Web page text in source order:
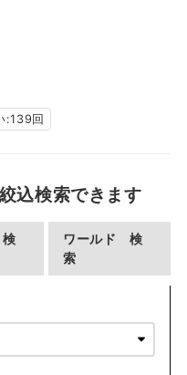
:139回
込検索できます
ワールド 検
索